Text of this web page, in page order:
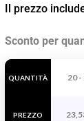
Il prezzo
Sconto per
QUANTITÀ
PREZZO
20 -
Jeans
Brock
quantità